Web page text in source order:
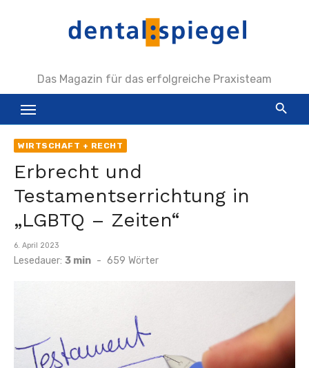
Das Magazin für das erfolgreiche Praxisteam
WIRTSCHAFT + RECHT
Erbrecht und
Testamentserrichtung in
„LGBTQ – Zeiten“
Veröffentlicht
am
6. April 2023
Lesedauer: 3 min - 659 Wörter